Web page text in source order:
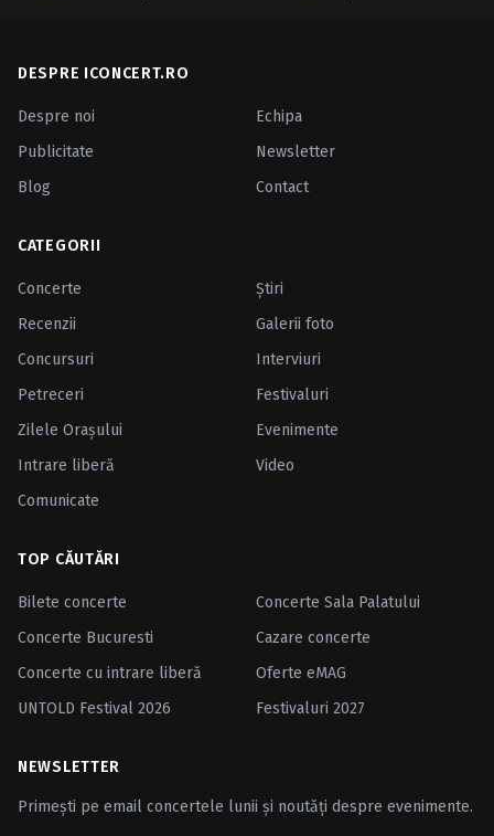
DESPRE ICONCERT.RO
Despre noi
Echipa
Publicitate
Newsletter
Blog
Contact
CATEGORII
Concerte
Ştiri
Recenzii
Galerii foto
Concursuri
Interviuri
Petreceri
Festivaluri
Zilele Oraşului
Evenimente
Intrare liberă
Video
Comunicate
TOP CĂUTĂRI
Bilete concerte
Concerte Sala Palatului
Concerte Bucuresti
Cazare concerte
Concerte cu intrare liberă
Oferte eMAG
UNTOLD Festival 2026
Festivaluri 2027
NEWSLETTER
Primești pe email concertele lunii și noutăți despre evenimente.